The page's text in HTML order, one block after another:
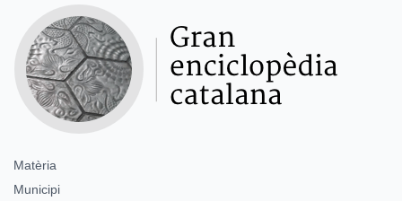
Matèria
Municipi